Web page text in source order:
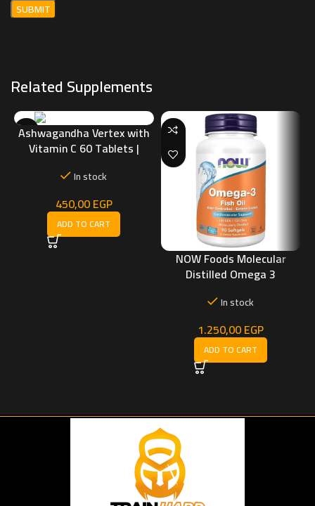
Related Supplements
Ashwagandha Vertex with
Vitamin C 60 Tablets |
Stress Naturally
In stock
450,00EGP
ADD TO CART
NOW Foods Molecular
Distilled Omega 3
In stock
1.250,00EGP
ADD TO CART